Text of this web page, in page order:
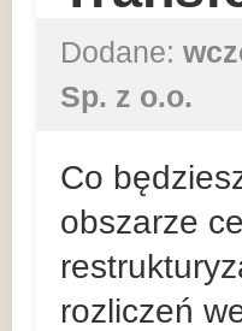
Dodane:
Sp. z o.o.
Co
obszarze
rozliczeń